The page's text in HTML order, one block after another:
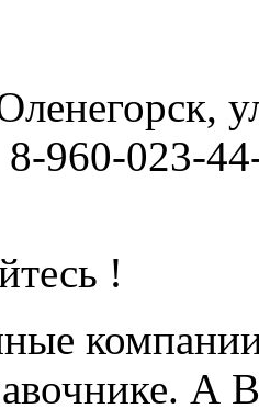
8-960-023-
!
А